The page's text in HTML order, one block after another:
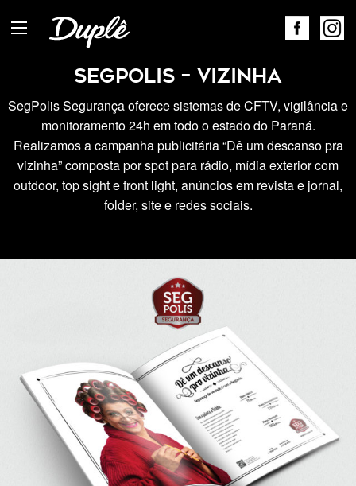
SegPolis – Vizinha
SegPolis Segurança oferece sistemas de CFTV, vigilância e
monitoramento 24h em todo o estado do Paraná.
Realizamos a campanha publicitária “Dê um descanso pra
vizinha” composta por spot para rádio, mídia exterior com
outdoor, top sight e front light, anúncios em revista e jornal,
folder, site e redes sociais.